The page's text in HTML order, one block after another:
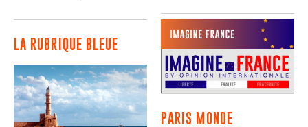
LA RUBRIQUE BLEUE
PARIS MONDE